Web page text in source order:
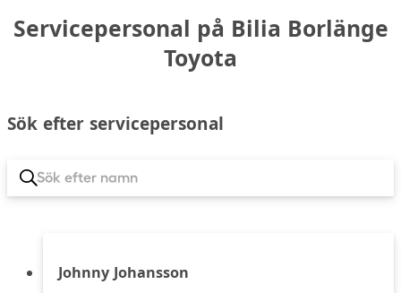
Servicepersonal på Bilia Borlänge
Toyota
Sök efter servicepersonal
Johnny Johansson